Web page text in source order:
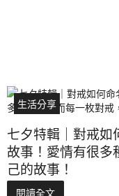
生活分享
七夕特輯｜對戒
故事！愛情有很多
己的故事！
閱讀全文